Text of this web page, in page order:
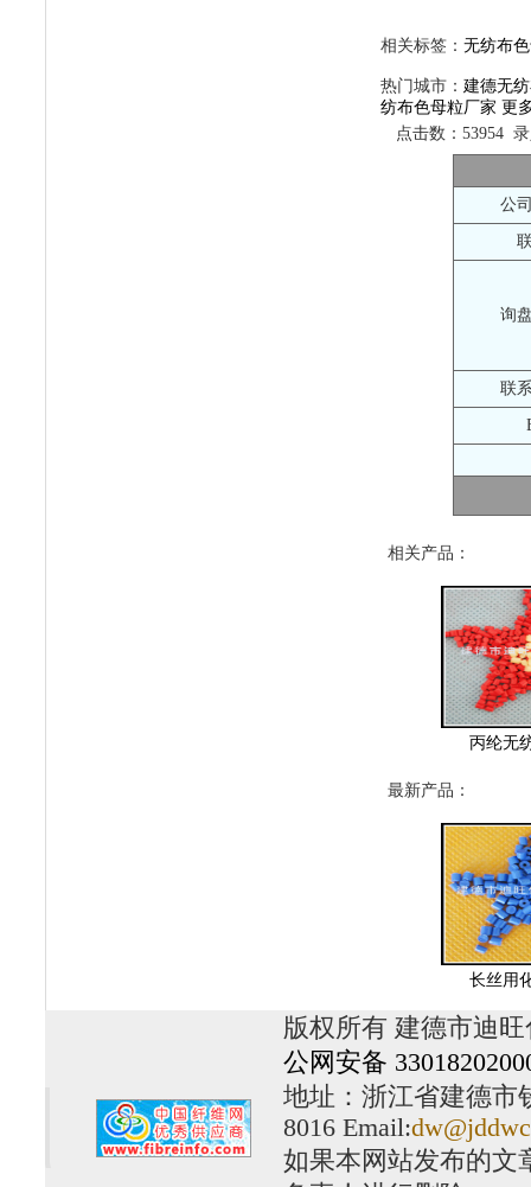
相关标签： 无纺布
热门城市： 建德无
纺布色母粒厂家 更
点击数：53954
公
询
联
相关产品：
丙纶无
最新产品：
长丝用
版权所有 建德市迪
公网安备
地址：浙江省建德市
8016 Email:
如果本网站发布的文